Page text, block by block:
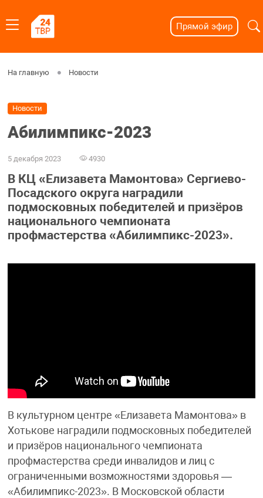
Прямой эфир
На главную Новости
Новости
Абилимпикс-2023
5 декабря 2023 4930
В КЦ «Елизавета Мамонтова» Сергиево-
Посадского округа наградили
подмосковных победителей и призёров
национального чемпионата
профмастерства «Абилимпикс-2023».
В культурном центре «Елизавета Мамонтова» в
Хотькове наградили подмосковных победителей
и призёров национального чемпионата
профмастерства среди инвалидов и лиц с
ограниченными возможностями здоровья —
«Абилимпикс-2023». В Московской области